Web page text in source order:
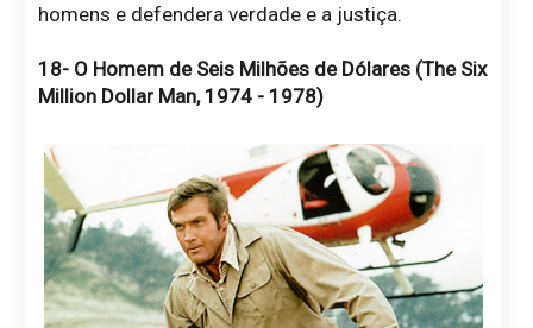
homens e defendera verdade e a justiça.
18- O Homem de Seis Milhões de Dólares (The Six
Million Dollar Man, 1974 - 1978)